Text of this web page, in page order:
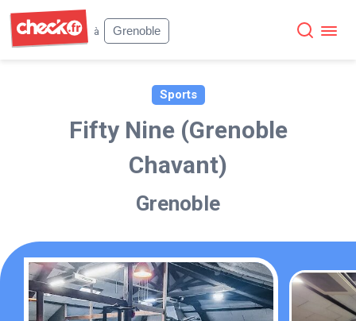
à
Grenoble
Sports
Fifty Nine (Grenoble
Chavant)
Grenoble